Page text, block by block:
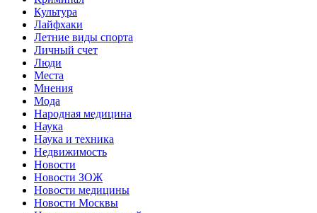
Культура
Лайфхаки
Летние виды спорта
Личный счет
Люди
Места
Мнения
Мода
Народная медицина
Наука
Наука и техника
Недвижимость
Новости
Новости ЗОЖ
Новости медицины
Новости Москвы